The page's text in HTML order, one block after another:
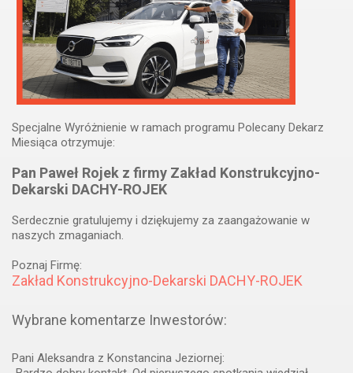
Specjalne Wyróżnienie w ramach programu Polecany Dekarz
Miesiąca otrzymuje:
Pan Paweł Rojek z firmy Zakład Konstrukcyjno-
Dekarski DACHY-ROJEK
Serdecznie gratulujemy i dziękujemy za zaangażowanie w
naszych zmaganiach.
Poznaj Firmę:
Zakład Konstrukcyjno-Dekarski DACHY-ROJEK
Wybrane komentarze Inwestorów:
Pani Aleksandra z Konstancina Jeziornej: